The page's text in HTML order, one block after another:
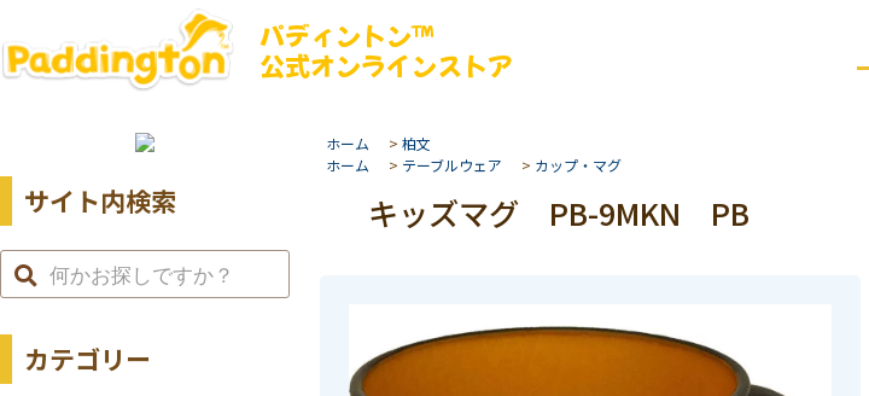
パディントン™
公式オンラインストア
サイト内検索
カテゴリー
ホーム > 柏文
ホーム
> テーブルウェア > カップ・マグ
キッズマグ PB-9MKN PB